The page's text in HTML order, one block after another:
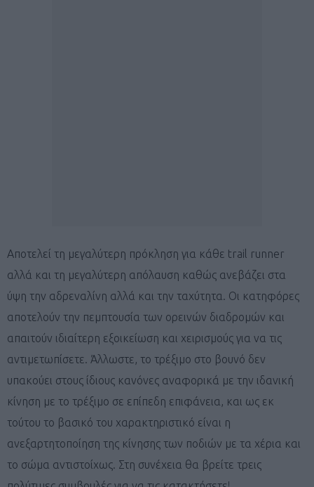
Αποτελεί τη μεγαλύτερη πρόκληση για κάθε trail runner
αλλά και τη μεγαλύτερη απόλαυση καθώς ανεβάζει στα
ύψη την αδρεναλίνη αλλά και την ταχύτητα. Οι κατηφόρες
αποτελούν την πεμπτουσία των ορεινών διαδρομών και
απαιτούν ιδιαίτερη εξοικείωση και χειρισμούς για να τις
αντιμετωπίσετε. Άλλωστε, το τρέξιμο στο βουνό δεν
υπακούει στους ίδιους κανόνες αναφορικά με την ιδανική
κίνηση με το τρέξιμο σε επίπεδη επιφάνεια, και ως εκ
τούτου το βασικό του χαρακτηριστικό είναι η
ανεξαρτητοποίηση της κίνησης των ποδιών με τα χέρια και
το σώμα αντιστοίχως. Στη συνέχεια θα βρείτε τρεις